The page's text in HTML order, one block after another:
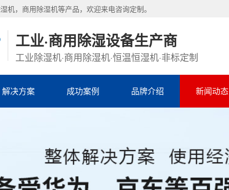
机，商用除湿机等产品，欢迎来电咨询定制。
工业·商用除湿设备生产商
工业除湿机·商用除湿机·恒温恒湿机·非标定制
解决方案 成功案例 品牌介绍 新闻动态